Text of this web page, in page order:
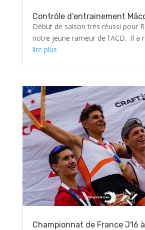
Contrôle d’entrainement
Début de saison très réussi pour
notre jeune rameur de l'ACD. Il a
lire plus
Championnat de France J16